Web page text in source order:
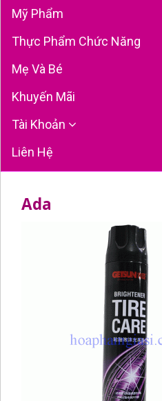
Mỹ Phẩm
Thực Phẩm Chức Năng
Mẹ Và Bé
Khuyến Mãi
Tài Khoản
Liên Hệ
Ada